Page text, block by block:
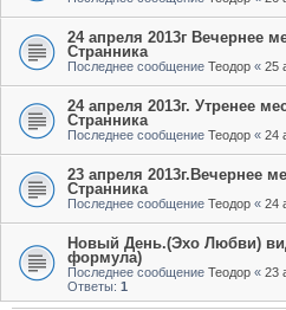
24 апреля 2013г Вечернее
Странника
Последнее сообщение Теодор « 25
24 апреля 2013г. Утренее
Странника
Последнее сообщение Теодор « 24
23 апреля 2013г.Вечернее
Странника
Последнее сообщение Теодор « 24
Новый День.(Эхо Любви)
формула)
Последнее сообщение Теодор « 23
Ответы: 1